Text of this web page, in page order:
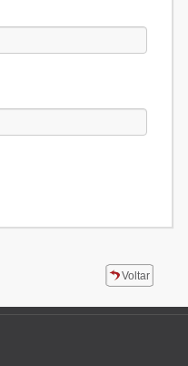
Voltar